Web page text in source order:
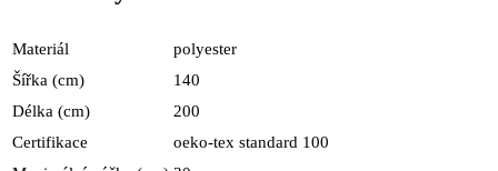
Materiál
polyester
Šířka (cm)
140
Délka (cm)
200
Certifikace
oeko-tex standard 100